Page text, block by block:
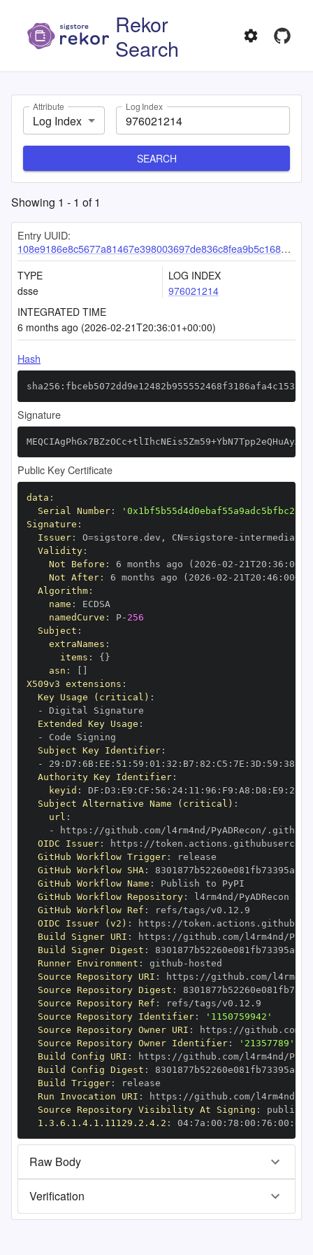
Rekor
Search
Attribute
Log Index
Log Index
SEARCH
Showing 1 - 1 of1
Entry UUID:
108e9186e8c5677a81467e398003697de836c8fea9b5c168d51f3fabbc5200bd7e20b01fd9d60872
TYPE
dsse
LOG INDEX
976021214
INTEGRATED TIME
6 months ago (2026-02-21T20:36:01+00:00)
Hash
Signature
Public Key Certificate
data :
Serial Number:
Signature :
Issuer: O=sigstore.dev , CN=sigstore -
Validity:
Not Before : 6 months ago (2026 -02 - 21T20 : 36 :
Not After: 6 months ago (2026 -02 - 21T20 : 46 : 00+00
Algorithm:
name :
namedCurve : P- 256
Subject :
extraNames :
items : { }
asn :
X509v3 extensions :
Key Usage (critical) :
-
Extended Key Usage :
-
Subject Key Identifier:
-
29 : D7 : 6B: EE : 51 : 59 : 01 : 32 : B7 : 82 : C5 : 7E : 3D : 59 : 38
Authority Key Identifier:
keyid : DF : D3 : E9 : CF : 56 : 24: 11 : 96 : F9 : A8 : D8 : E9 : 28
Subject Alternative Name (critical) :
url :
-
https :
OIDC Issuer: https :
GitHub Workflow Trigger:
GitHub Workflow SHA:
GitHub Workflow Name :
GitHub Workflow Repository:
GitHub Workflow Ref :
OIDC Issuer (v2) : https :
Build Signer URI : https :
Build Signer Digest :
Runner Environment : github -
Source Repository URI : https :
Source Repository Digest :
Source Repository Ref :
Source Repository Identifier:
'1150759942'
Source Repository Owner URI : https :
Source Repository Owner Identifier:
'21357789'
Build Config URI : https :
Build Config Digest :
Build Trigger:
Run Invocation URI : https :
Source Repository Visibility At Signing :
1.3.6.1.4.1.11129.2.4.2 : 04: 7a : 00 : 78 : 00 : 76 : 00 : dd
Raw Body
Verification